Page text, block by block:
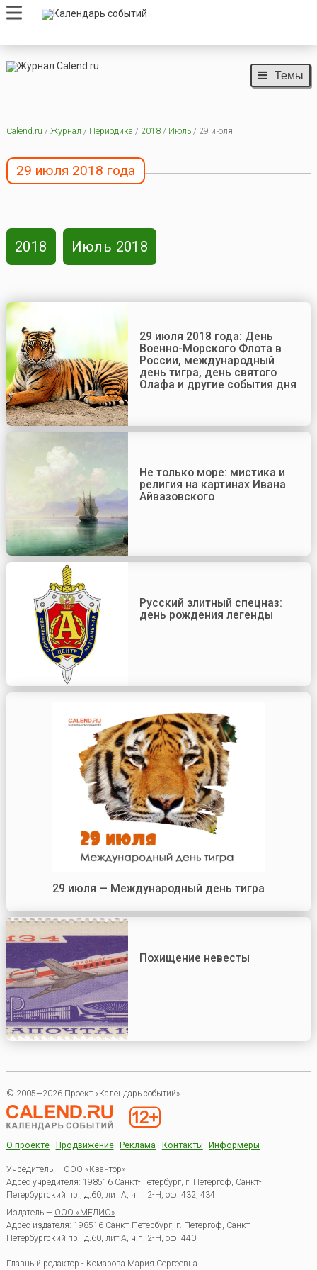
Темы
Calend.ru / Журнал / Периодика / 2018/ Июль/ 29 июля
29 июля 2018 года
2018 Июль 2018
29 июля 2018 года: День
Военно-Морского Флота в
России, международный
день тигра, день святого
Олафа и другие события дня
Не только море: мистика и
религия на картинах Ивана
Айвазовского
Русский элитный спецназ:
день рождения легенды
29 июля — Международный день тигра
Похищение невесты
© 2005—2026 Проект «Календарь событий»
О проекте Продвижение Реклама Контакты Информеры
Учредитель — ООО «Квантор»
Адрес учредителя: 198516 Санкт-Петербург, г. Петергоф, Санкт-
Петербургский пр., д.60, лит.А, ч.п. 2-Н, оф. 432, 434
Издатель — ООО «МЕДИО»
Адрес издателя: 198516 Санкт-Петербург, г. Петергоф, Санкт-
Петербургский пр., д.60, лит.А, ч.п. 2-Н, оф. 440
Главный редактор - Комарова Мария Сергеевна